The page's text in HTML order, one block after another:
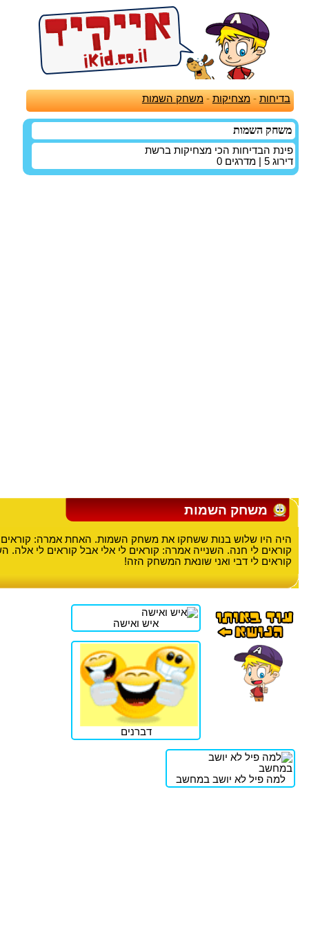
בדיחות -מצחיקות -משחק השמות
משחק השמות
פינת הבדיחות הכי מצחיקות ברשת
דירוג 5 | מדרגים 0
משחק השמות
היה היו שלוש בנות ששחקו את משחק השמות. האחת אמרה: קוראים
קוראים לי חנה. השנייה אמרה: קוראים לי אלי אבל קוראים לי אלה.
קוראים לי דבי ואני שונאת המשחק הזה!
איש ואישה
דברנים
למה פיל לא יושב במחשב